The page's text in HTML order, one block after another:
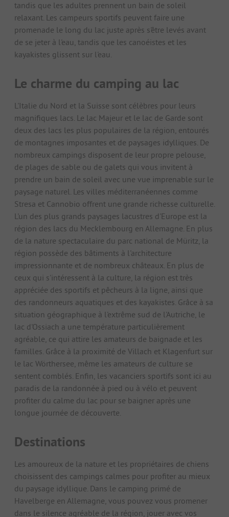
tandis que les adultes prennent un bain de soleil
relaxant. Les campeurs sportifs peuvent faire une
promenade le long du lac juste après s'être levés avant
de se jeter à l'eau, tandis que les canoéistes et les
kayakistes glissent sur l'eau.
Le charme du camping au lac
L'Italie du Nord et la Suisse sont célèbres pour leurs
magnifiques lacs. Le lac Majeur et le lac de Garde sont
deux des lacs les plus populaires de la région, entourés
de montagnes imposantes et de paysages idylliques. De
nombreux campings disposent de leur propre pelouse,
de plages de sable ou de galets qui vous invitent à
prendre un bain de soleil avec une vue imprenable sur le
paysage naturel. Les villes méditerranéennes comme
Stresa et Cannobio offrent une grande richesse culturelle.
L'un des plus grands paysages lacustres d'Europe est la
région des lacs du Mecklembourg en Allemagne. En plus
de la nature spectaculaire du parc national de Müritz, la
région possède des bâtiments à l'architecture
impressionnante et de nombreux châteaux. En plus de
ceux qui s'intéressent à la culture, la région est très
appréciée des sportifs et pêcheurs à la ligne, ainsi que
des randonneurs aquatiques et des kayakistes. Grâce à sa
situation géographique à l'extrême sud de l'Autriche, le
lac d'Ossiach a une température particulièrement
agréable, ce qui attire les amateurs de baignade et les
familles. Grâce à la proximité de Villach et Klagenfurt sur
le lac Wörthersee, même les amateurs de culture se
sentent comblés. Enfin, les vacanciers sportifs sont ici au
paradis de la randonnée à pied ou à vélo et peuvent
profiter du calme du lac pour se baigner après une
longue journée de découverte.
Destinations
Les amoureux de la nature et les propriétaires de chiens
choisissent des campings calmes pour profiter au mieux
du paysage idyllique. Dans le camping primé de
Havelberge en Allemagne, vous pouvez vous promener
dans le silence agréable de la région, jouer avec vos